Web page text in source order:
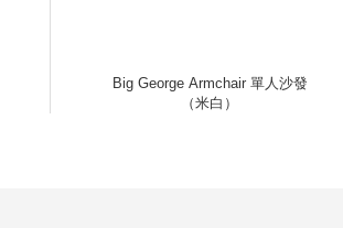
Big George Armchair 單人沙發
（米白）